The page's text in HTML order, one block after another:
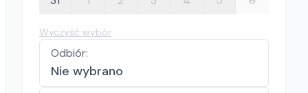
Wyczyść wybór
Odbiór:
Nie wybrano